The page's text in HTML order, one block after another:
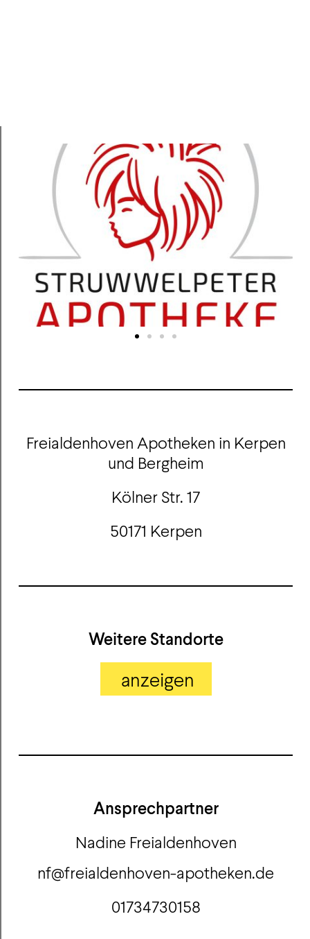
Freialdenhoven Apotheken in Kerpen
und Bergheim
Kölner Str. 17
50171 Kerpen
Weitere Standorte
anzeigen
Ansprechpartner
Nadine Freialdenhoven
nf@freialdenhoven-apotheken.de
01734730158